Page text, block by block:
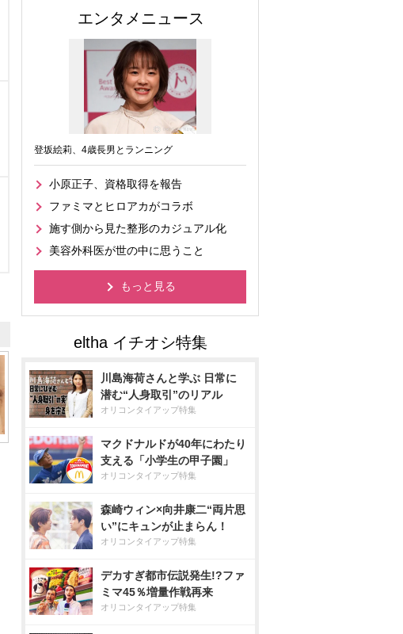
エンタメニュース
登坂絵莉、4歳長男とランニング
小原正子、資格取得を報告
ファミマとヒロアカがコラボ
施す側から見た整形のカジュアル化
美容外科医が世の中に思うこと
もっと見る
川島海荷さんと学ぶ 日常に
潜む“人身取引”のリアル
オリコンタイアップ特集
マクドナルドが40年にわたり
支える「小学生の甲子園」
オリコンタイアップ特集
森崎ウィン×向井康二“両片思
い”にキュンが止まらん！
オリコンタイアップ特集
デカすぎ都市伝説発生!?ファ
ミマ45％増量作戦再来
オリコンタイアップ特集